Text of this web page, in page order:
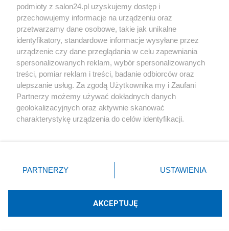
Społeczeństwo
Kultura
X Facebook Instagram Youtube
Technologię dostarcza:W3media.pl
podmioty z salon24.pl uzyskujemy dostęp i
przechowujemy informacje na urządzeniu oraz
przetwarzamy dane osobowe, takie jak unikalne
identyfikatory, standardowe informacje wysyłane przez
urządzenie czy dane przeglądania w celu zapewniania
spersonalizowanych reklam, wybór spersonalizowanych
treści, pomiar reklam i treści, badanie odbiorców oraz
ulepszanie usług. Za zgodą Użytkownika my i Zaufani
Partnerzy możemy używać dokładnych danych
geolokalizacyjnych oraz aktywnie skanować
charakterystykę urządzenia do celów identyfikacji.
zmienić/wycofać klikając przycisk ustawień prywatności
znajdujący się w lewym dolnym rogu strony
rodzaje przetwarzania danych nie wymagają zgody
użytkownika, ale masz prawo sprzeciwić się takiemu
PARTNERZY USTAWIENIA
AKCEPTUJĘ